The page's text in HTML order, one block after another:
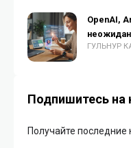
OpenAI,
ГУЛЬНУР
Подпишитесь на
Получайте последние